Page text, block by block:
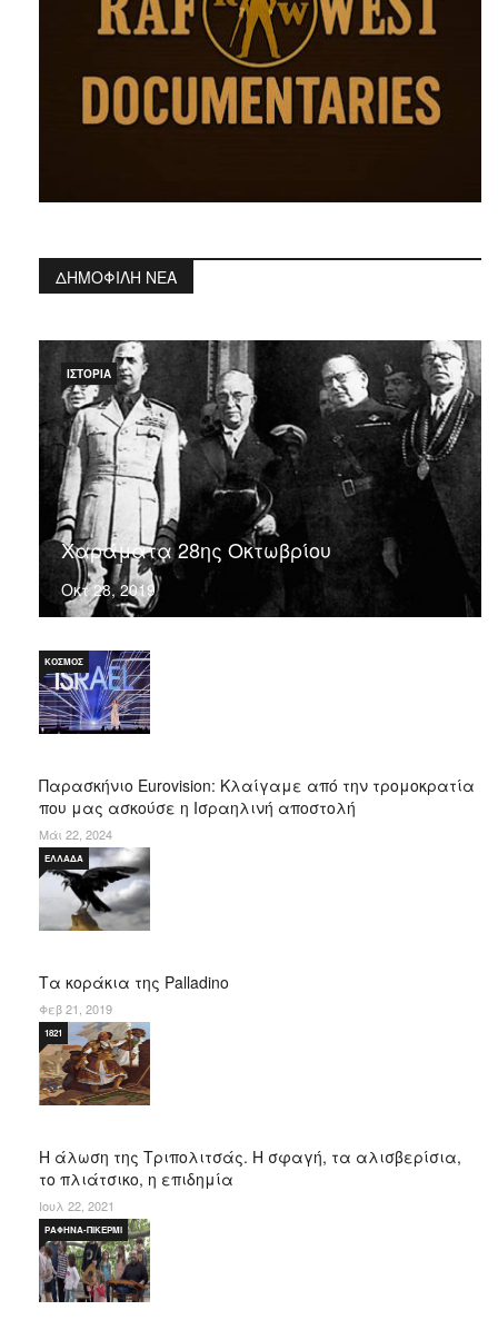
ΔΗΜΟΦΙΛΗ ΝΕΑ
Χαράματα 28ης Οκτωβρίου
Οκτ 28, 2019
ΙΣΤΟΡΊΑ
Παρασκήνιο Eurovision: Κλαίγαμε από την τρομοκρατία
που μας ασκούσε η Ισραηλινή αποστολή
ΚΌΣΜΟΣ
Μάι 22, 2024
Τα κοράκια της Palladino
ΕΛΛΆΔΑ
Φεβ 21, 2019
Η άλωση της Τριπολιτσάς. Η σφαγή, τα αλισβερίσια,
το πλιάτσικο, η επιδημία
1821
Ιουλ 22, 2021
ΡΑΦΉΝΑ-ΠΙΚΈΡΜΙ